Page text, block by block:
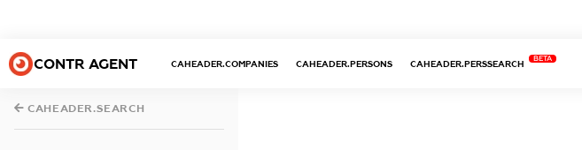
CONTR AGENT CAHEADER.COMPANIES CAHEADER.PERSONS CAHEADER.PERSSEARCH
BETA
CAHEADER.SEARCH